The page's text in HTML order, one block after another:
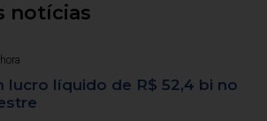
notícias
lucro líquido de R$ 52,4 bi no